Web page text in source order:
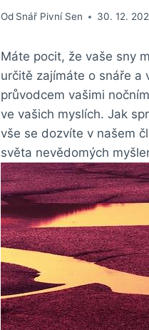
Od Snář Pivní Sen 30. 12.
Máte pocit, že vaše sny
určitě zajímáte o snáře a
průvodcem vašimi
ve vašich myslích. Jak
vše se dozvíte v našem
světa nevědomých